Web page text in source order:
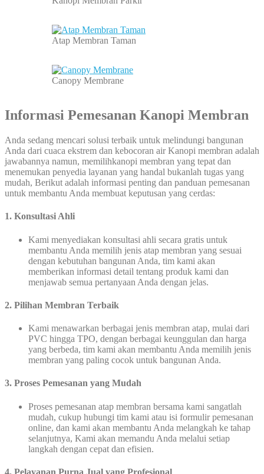
Atap Membran Taman
Canopy Membrane
Informasi Pemesanan Kanopi Membran
Anda sedang mencari solusi terbaik untuk melindungi bangunan
Anda dari cuaca ekstrem dan kebocoran air Kanopi membran adalah
jawabannya namun, memilihkanopi membran yang tepat dan
menemukan penyedia layanan yang handal bukanlah tugas yang
mudah, Berikut adalah informasi penting dan panduan pemesanan
untuk membantu Anda membuat keputusan yang cerdas:
1. Konsultasi Ahli
Kami menyediakan konsultasi ahli secara gratis untuk
membantu Anda memilih jenis atap membran yang sesuai
dengan kebutuhan bangunan Anda, tim kami akan
memberikan informasi detail tentang produk kami dan
menjawab semua pertanyaan Anda dengan jelas.
2. Pilihan Membran Terbaik
Kami menawarkan berbagai jenis membran atap, mulai dari
PVC hingga TPO, dengan berbagai keunggulan dan harga
yang berbeda, tim kami akan membantu Anda memilih jenis
membran yang paling cocok untuk bangunan Anda.
3. Proses Pemesanan yang Mudah
Proses pemesanan atap membran bersama kami sangatlah
mudah, cukup hubungi tim kami atau isi formulir pemesanan
online, dan kami akan membantu Anda melangkah ke tahap
selanjutnya, Kami akan memandu Anda melalui setiap
langkah dengan cepat dan efisien.
4. Pelayanan Purna Jual yang Profesional